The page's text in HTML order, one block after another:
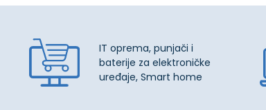
IT oprema, punjači i
baterije za elektroničke
uređaje, Smart home